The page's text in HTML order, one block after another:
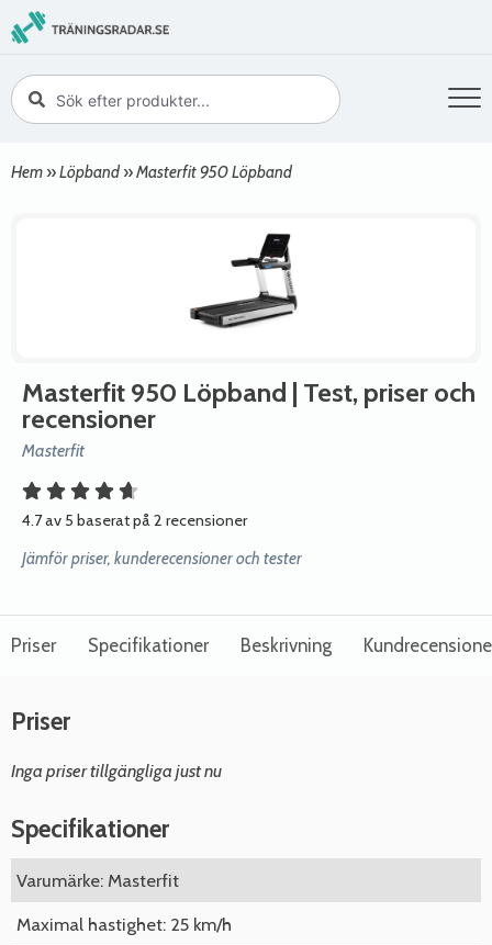
Hem »Löpband »Masterfit 950 Löpband
Masterfit 950 Löpband | Test, priser och
recensioner
Masterfit
4.7 av 5 baserat på 2 recensioner
Jämför priser, kunderecensioner och tester
Priser Specifikationer Beskrivning
Priser
Inga priser tillgängliga just nu
Specifikationer
Varumärke: Masterfit
Maximal hastighet: 25 km/h